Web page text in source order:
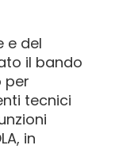
e del
il bando
per
tecnici
in